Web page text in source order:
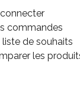
commandes
liste de souhaits
les